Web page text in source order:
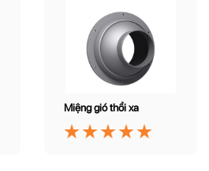
Miệng gió thổi xa